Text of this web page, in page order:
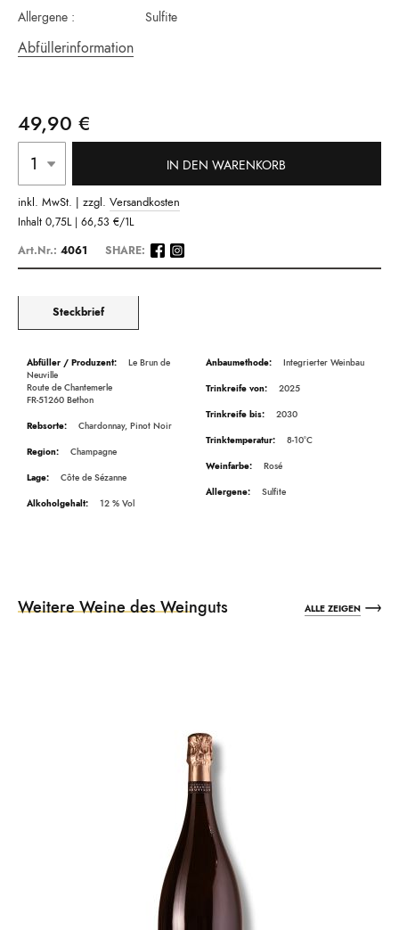
Allergene :
Sulfite
Abfüllerinformation
49,90 €
IN DEN WARENKORB
inkl. MwSt. | zzgl. Versandkosten
Inhalt 0,75L | 66,53 €/1L
Art.Nr.: 4061 SHARE:
Steckbrief
Beschreibung
Neuville
Route de Chantemerle
FR-51260 Bethon
Chardonnay, Pinot Noir
Champagne
Côte de Sézanne
12
Integrierter Weinbau
2025
2030
8-10°C
Rosé
Sulfite
Weitere Weine des Weinguts ALLE ZEIGEN